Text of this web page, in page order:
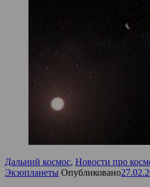
Дальний космос, Новости про
Экзопланеты Опубликовано